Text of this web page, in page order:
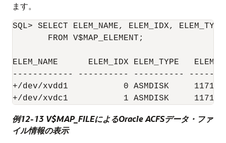
ます。
SQL> SELECT ELEM_NAME, ELEM_IDX,
       FROM V$MAP_ELEMENT;
ELEM_NAME      ELEM_IDX ELEM_TYPE
------------ ---------- ----------
+/dev/xvdd1           0 ASMDISK
例12-13 V$MAP_FILEによるOracle ACFSデータ・ファ
イル情報の表示